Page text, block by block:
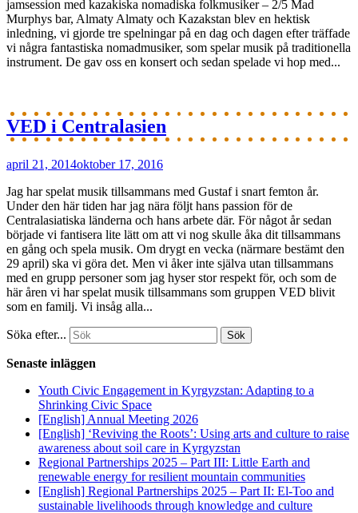
jamsession med kazakiska nomadiska folkmusiker – 2/5 Mad
Murphys bar, Almaty Almaty och Kazakstan blev en hektisk
inledning, vi gjorde tre spelningar på en dag och dagen efter träffade
vi några fantastiska nomadmusiker, som spelar musik på traditionella
instrument. De gav oss en konsert och sedan spelade vi hop med...
VED i Centralasien
april 21, 2014oktober 17, 2016
Jag har spelat musik tillsammans med Gustaf i snart femton år.
Under den här tiden har jag nära följt hans passion för de
Centralasiatiska länderna och hans arbete där. För något år sedan
började vi fantisera lite lätt om att vi nog skulle åka dit tillsammans
en gång och spela musik. Om drygt en vecka (närmare bestämt den
29 april) ska vi göra det. Men vi åker inte själva utan tillsammans
med en grupp personer som jag hyser stor respekt för, och som de
här åren vi har spelat musik tillsammans som gruppen VED blivit
som en familj. Vi insåg alla...
Söka efter...
Senaste inläggen
Youth Civic Engagement in Kyrgyzstan: Adapting to a
Shrinking Civic Space
[English] Annual Meeting 2026
[English] ‘Reviving the Roots’: Using arts and culture to raise
awareness about soil care in Kyrgyzstan
Regional Partnerships 2025 – Part III: Little Earth and
renewable energy for resilient mountain communities
[English] Regional Partnerships 2025 – Part II: El-Too and
sustainable livelihoods through knowledge and culture